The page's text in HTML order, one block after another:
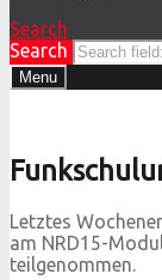
Search
Search
Menu
Letztes
am NRD15-
teilgenommen.